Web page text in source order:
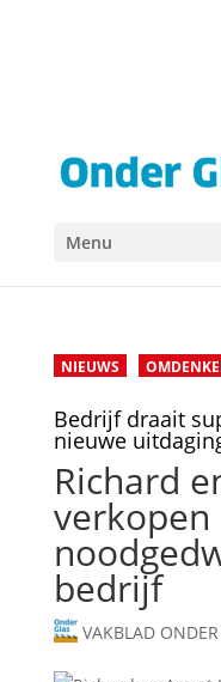
Menu
NIEUWS
Bedrijf draait
nieuwe
Richard
verkopen
bedrijf
VAKBLAD ONDER